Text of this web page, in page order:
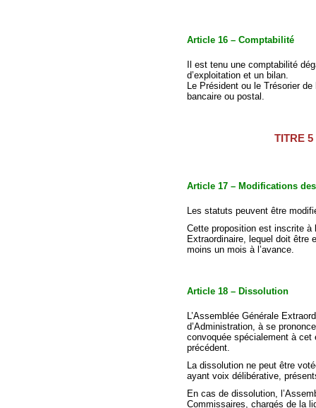
Article 16 – Comptabilité
Il est tenu une comptabilité
d’exploitation et un bilan.
Le Président ou le Trésorier
bancaire ou postal.
TITRE
Article 17 – Modifications
Les statuts peuvent être
Cette proposition est inscrite à
Extraordinaire, lequel doit être
moins un mois à l’avance.
Article 18 – Dissolution
L’Assemblée Générale
d’Administration, à se
convoquée spécialement à cet
précédent.
La dissolution ne peut être
ayant voix délibérative,
En cas de dissolution,
Commissaires, chargés de la